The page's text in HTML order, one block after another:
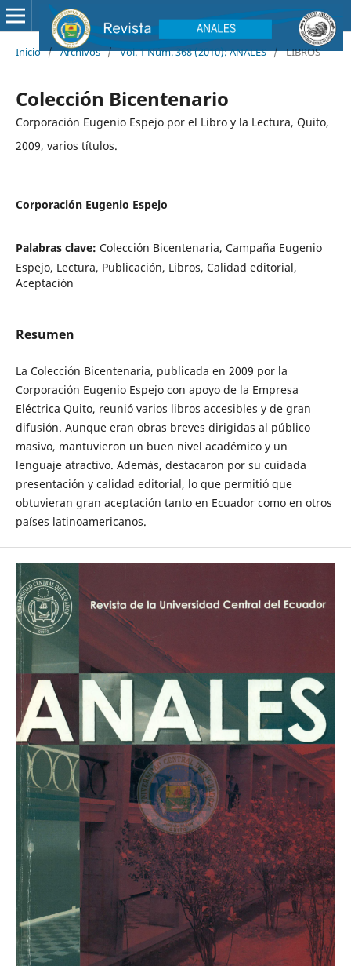
Inicio / Archivos / Vol. 1 Núm. 368 (2010): ANALES / LIBROS
Colección Bicentenario
Corporación Eugenio Espejo por el Libro y la Lectura, Quito,
2009, varios títulos.
Corporación Eugenio Espejo
Palabras clave: Colección Bicentenaria, Campaña Eugenio
Espejo, Lectura, Publicación, Libros, Calidad editorial,
Aceptación
Resumen
La Colección Bicentenaria, publicada en 2009 por la
Corporación Eugenio Espejo con apoyo de la Empresa
Eléctrica Quito, reunió varios libros accesibles y de gran
difusión. Aunque eran obras breves dirigidas al público
masivo, mantuvieron un buen nivel académico y un
lenguaje atractivo. Además, destacaron por su cuidada
presentación y calidad editorial, lo que permitió que
obtuvieran gran aceptación tanto en Ecuador como en otros
países latinoamericanos.